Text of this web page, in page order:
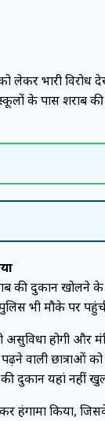
लेकर भारी विरोध
के पास शराब
दुकान खोलने के
पुलिस भी मौके पर
होगी और
वाली छात्राओं
दुकान यहां नहीं
किया,